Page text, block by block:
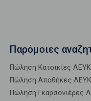
Παρόμοιες
Πώληση Κατοικίες
Πώληση Αποθήκες
Πώληση Γκαρσονιέρες